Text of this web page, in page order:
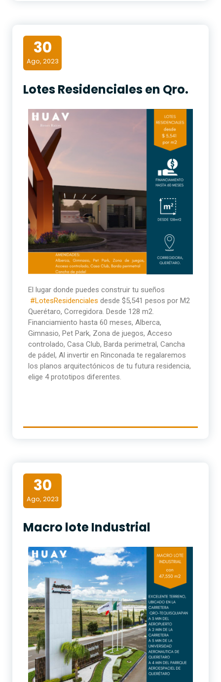
30
Ago, 2023
Lotes Residenciales en Qro.
El lugar donde puedes construir tu sueños
#LotesResidenciales desde $5,541 pesos por M2
Querétaro, Corregidora. Desde 128 m2.
Financiamiento hasta 60 meses, Alberca,
Gimnasio, Pet Park, Zona de juegos, Acceso
controlado, Casa Club, Barda perimetral, Cancha
de pádel, Al invertir en Rinconada te regalaremos
los planos arquitectónicos de tu futura residencia,
elige 4 prototipos diferentes.
30
Ago, 2023
Macro lote Industrial